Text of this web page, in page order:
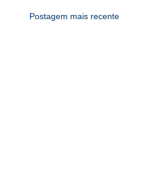
Postagem mais recente